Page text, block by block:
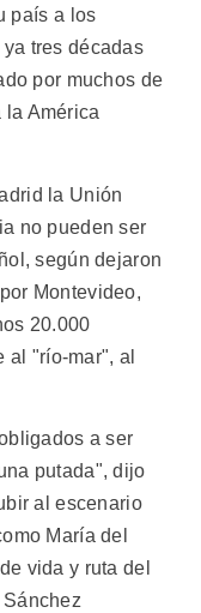
país a los
tres décadas
por muchos de
América
la Unión
no pueden ser
según dejaron
Montevideo,
20.000
al "río-mar", al
a ser
putada", dijo
al escenario
María del
vida y ruta del